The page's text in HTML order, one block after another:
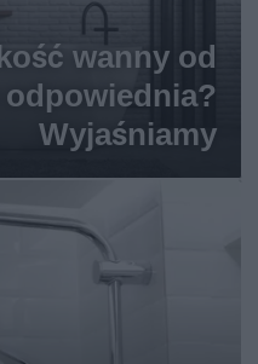
wanny od
odpowiednia?
Wyjaśniamy